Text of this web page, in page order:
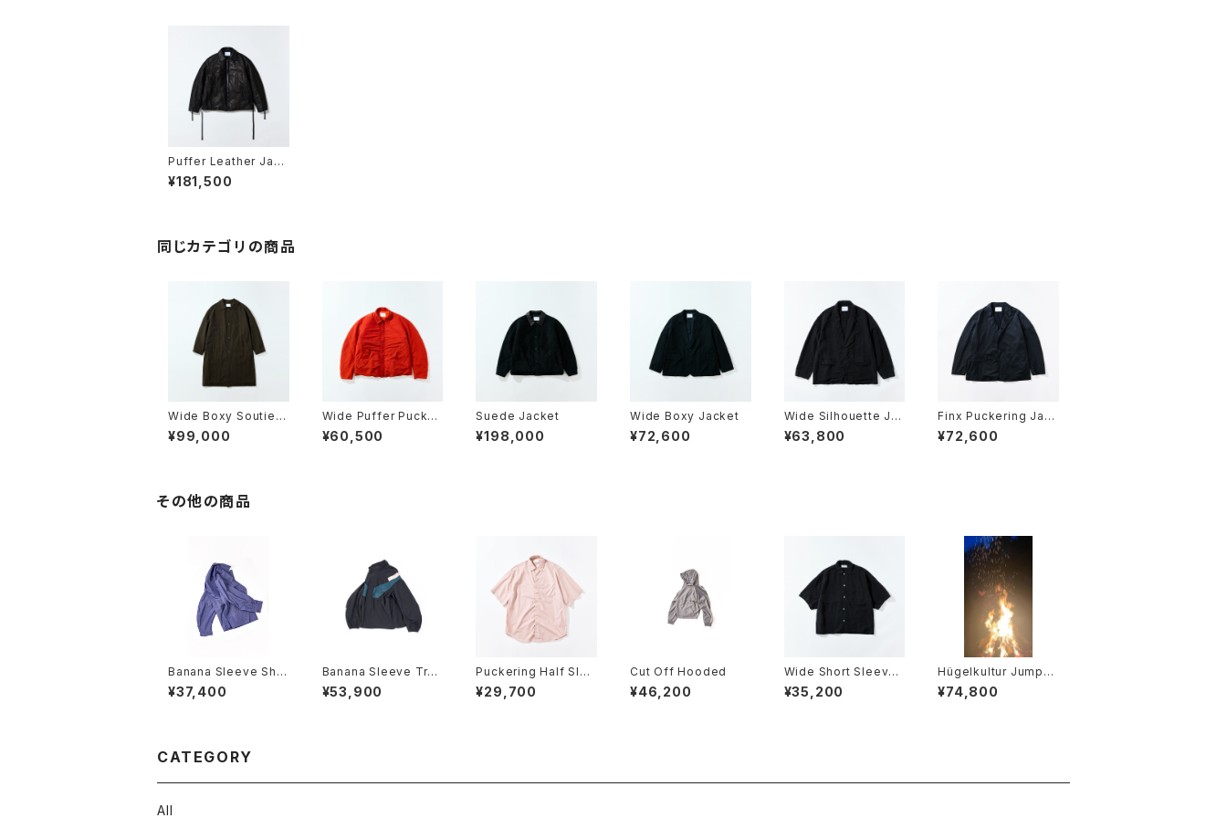
Puffer Leather Jack
et
¥181,500
同じカテゴリの商品
Wide Boxy Soutien
Collar Coat
¥99,000
Wide Puffer Pucker
ing Jacket
¥60,500
Suede Jacket
¥198,000
Wide Boxy Jacket
¥72,600
Wide Silhouette Ja
cket
¥63,800
Finx Puckering Jack
et
¥72,600
その他の商品
Banana Sleeve Shirt
Jacket
¥37,400
Banana Sleeve Trac
k Jacket
¥53,900
Puckering Half Slee
ve Shirt
¥29,700
Cut Off Hooded
¥46,200
Wide Short Sleeve
Shirt
¥35,200
Hügelkultur Jumpsu
it Black
¥74,800
CATEGORY
All